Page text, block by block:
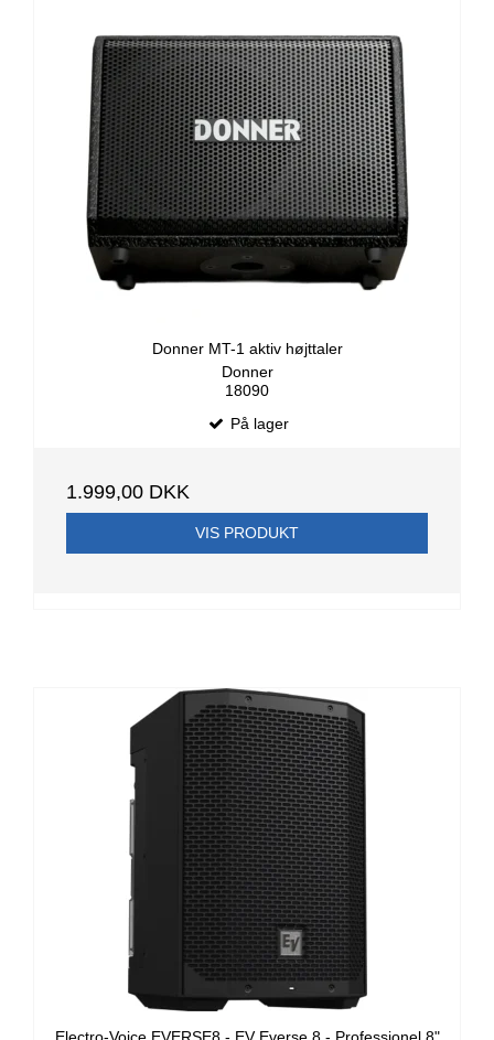
Donner MT-1 aktiv højttaler
Donner
18090
På lager
1.999,00 DKK
VIS PRODUKT